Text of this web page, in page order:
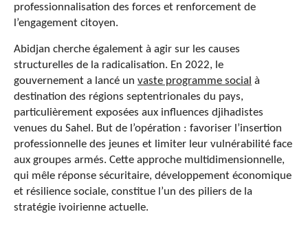
professionnalisation des forces et renforcement de
l’engagement citoyen.
Abidjan cherche également à agir sur les causes
structurelles de la radicalisation. En 2022, le
gouvernement a lancé un vaste programme social à
destination des régions septentrionales du pays,
particulièrement exposées aux influences djihadistes
venues du Sahel. But de l’opération : favoriser l’insertion
professionnelle des jeunes et limiter leur vulnérabilité face
aux groupes armés. Cette approche multidimensionnelle,
qui mêle réponse sécuritaire, développement économique
et résilience sociale, constitue l’un des piliers de la
stratégie ivoirienne actuelle.